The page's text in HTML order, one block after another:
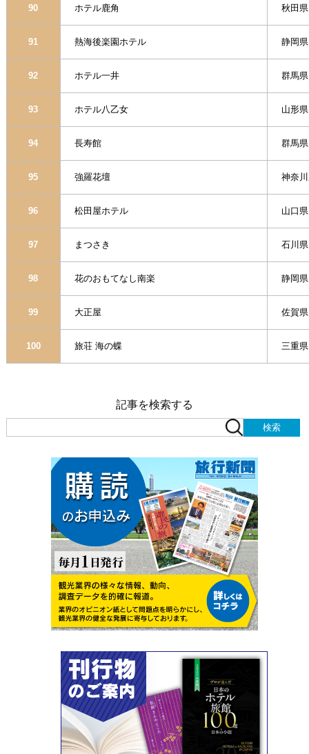
90 ホテル鹿角 秋田
91 熱海後楽園ホテル 静岡
92 ホテル一井 群馬
93 ホテル八乙女 山形
94 長寿館 群馬
95 強羅花壇 神奈
96 松田屋ホテル 山口
97 まつさき 石川
98 花のおもてなし南楽 静岡
99 大正屋 佐賀
100 旅荘 海の蝶 三重
記事を検索する